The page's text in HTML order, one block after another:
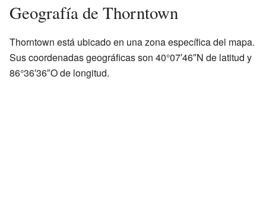
Geografía de Thorntown
Thorntown está ubicado en una zona específica del mapa.
Sus coordenadas geográficas son 40°07′46″N de latitud y
86°36′36″O de longitud.